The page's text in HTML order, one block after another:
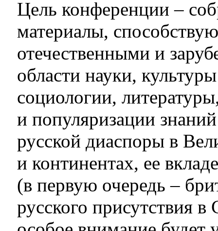
Цель конференции –
материалы,
отечественными и
области науки,
социологии,
и популяризации
русской диаспоры в
и континентах, ее
(в первую очередь –
русского присутствия